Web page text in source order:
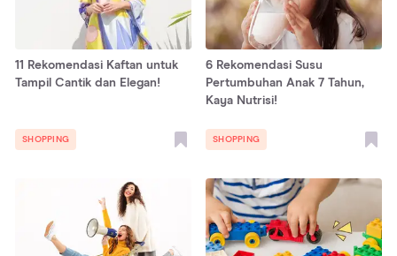
11 Rekomendasi Kaftan untuk
Tampil Cantik dan Elegan!
SHOPPING
6 Rekomendasi Susu
Pertumbuhan Anak 7 Tahun,
Kaya Nutrisi!
SHOPPING